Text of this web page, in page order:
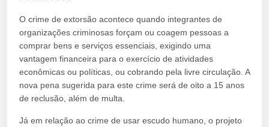
O crime de extorsão acontece quando integrantes de
organizações criminosas forçam ou coagem pessoas a
comprar bens e serviços essenciais, exigindo uma
vantagem financeira para o exercício de atividades
econômicas ou políticas, ou cobrando pela livre circulação. A
nova pena sugerida para este crime será de oito a 15 anos
de reclusão, além de multa.
Já em relação ao crime de usar escudo humano, o projeto